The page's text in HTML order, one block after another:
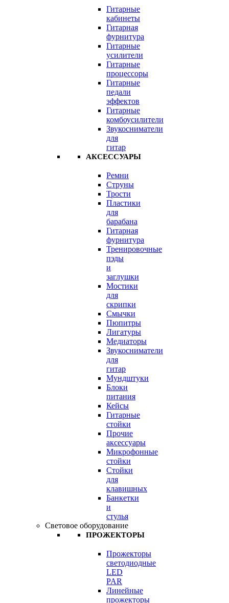
Гитарные
кабинеты
Гитарная
фурнитура
Гитарные
усилители
Гитарные
процессоры
Гитарные
педали
эффектов
Гитарные
комбоусилители
Звукосниматели
для
гитар
АКСЕССУАРЫ
Ремни
Струны
Трости
Пластики
для
барабана
Гитарная
фурнитура
Тренировочные
пэды
и
заглушки
Мостики
для
скрипки
Смычки
Пюпитры
Лигатуры
Медиаторы
Звукосниматели
для
гитар
Мундштуки
Блоки
питания
Кейсы
Гитарные
стойки
Прочие
аксессуары
Микрофонные
стойки
Стойки
для
клавишных
Банкетки
и
стулья
Световое оборудование
ПРОЖЕКТОРЫ
Прожекторы
светодиодные
LED
PAR
Линейные
прожекторы